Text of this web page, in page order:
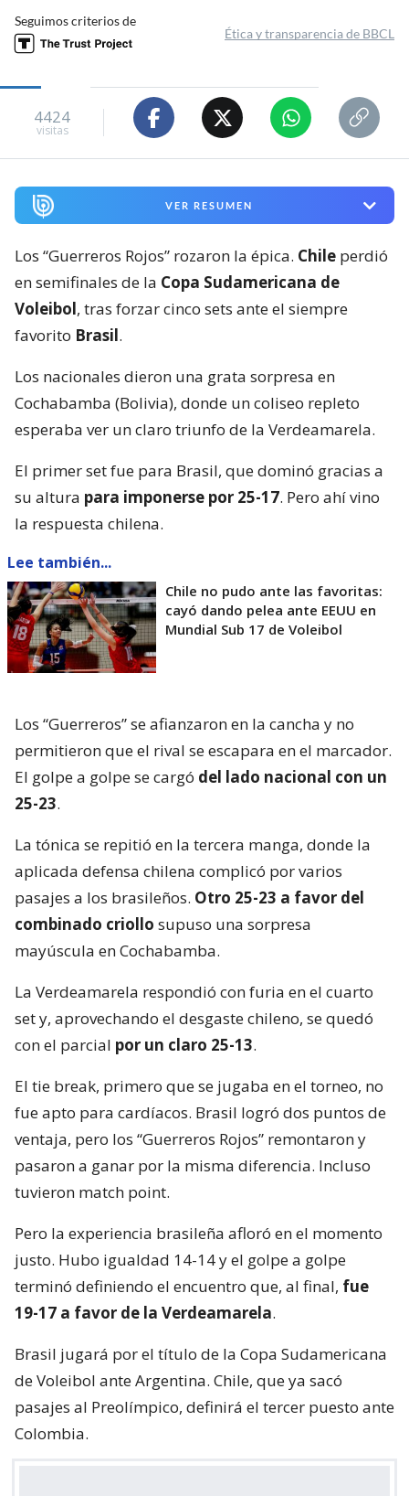
Seguimos criterios de
Ética y transparencia de BBCL
4424
visitas
VER RESUMEN
Los “Guerreros Rojos” rozaron la épica. Chile perdió
en semifinales de la Copa Sudamericana de
Voleibol, tras forzar cinco sets ante el siempre
favorito Brasil.
Los nacionales dieron una grata sorpresa en
Cochabamba (Bolivia), donde un coliseo repleto
esperaba ver un claro triunfo de la Verdeamarela.
El primer set fue para Brasil, que dominó gracias a
su altura para imponerse por 25-17. Pero ahí vino
la respuesta chilena.
Lee también...
Chile no pudo ante las favoritas:
cayó dando pelea ante EEUU en
Mundial Sub 17 de Voleibol
Los “Guerreros” se afianzaron en la cancha y no
permitieron que el rival se escapara en el marcador.
El golpe a golpe se cargó del lado nacional con un
25-23.
La tónica se repitió en la tercera manga, donde la
aplicada defensa chilena complicó por varios
pasajes a los brasileños. Otro 25-23 a favor del
combinado criollo supuso una sorpresa
mayúscula en Cochabamba.
La Verdeamarela respondió con furia en el cuarto
set y, aprovechando el desgaste chileno, se quedó
con el parcial por un claro 25-13.
El tie break, primero que se jugaba en el torneo, no
fue apto para cardíacos. Brasil logró dos puntos de
ventaja, pero los “Guerreros Rojos” remontaron y
pasaron a ganar por la misma diferencia. Incluso
tuvieron match point.
Pero la experiencia brasileña afloró en el momento
justo. Hubo igualdad 14-14 y el golpe a golpe
terminó definiendo el encuentro que, al final, fue
19-17 a favor de la Verdeamarela.
Brasil jugará por el título de la Copa Sudamericana
de Voleibol ante Argentina. Chile, que ya sacó
pasajes al Preolímpico, definirá el tercer puesto ante
Colombia.